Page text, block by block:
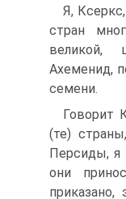
Я,
стран
великой,
Ахеменид,
семени.
Говорит
(те)
Персиды, я
они